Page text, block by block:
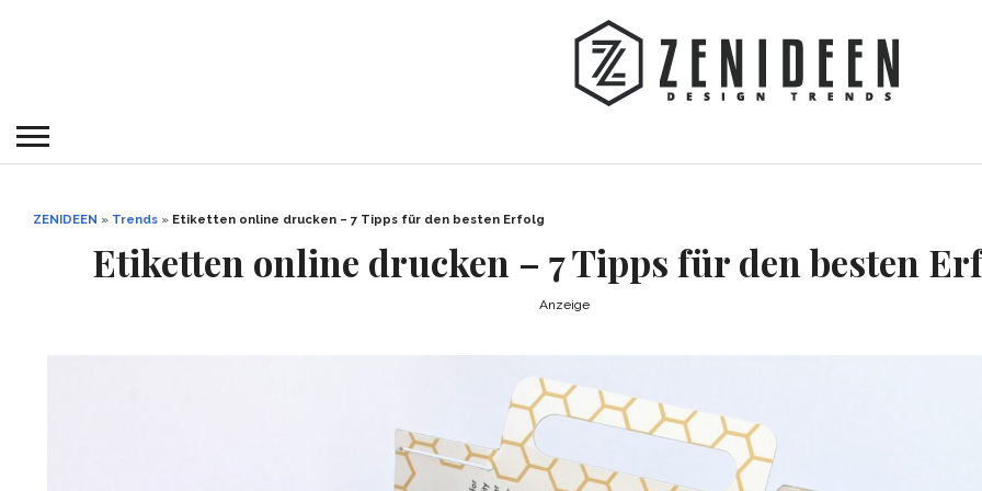
ZENIDEEN » Trends » Etiketten online drucken – 7 Tipps für den besten Erfolg
Etiketten online drucken – 7 Tipps für den besten
Anzeige